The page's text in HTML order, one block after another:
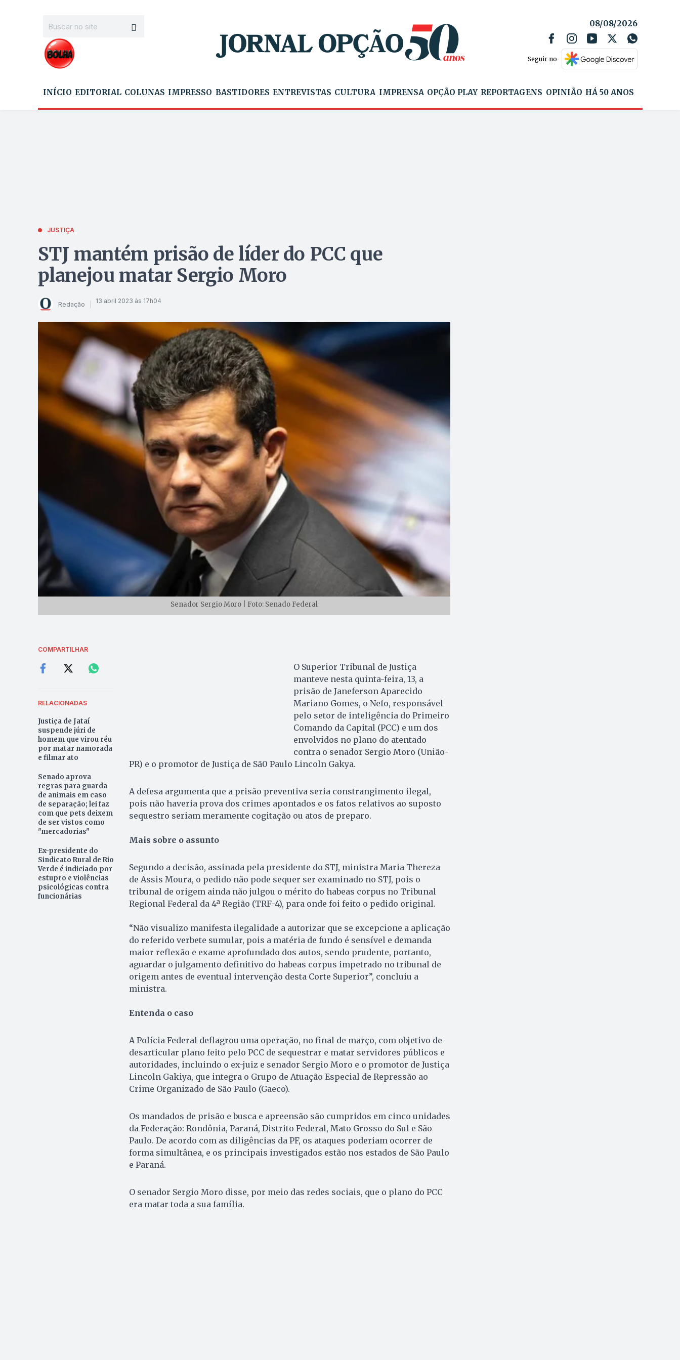
08/08/2026
Seguir no
INÍCIO EDITORIAL COLUNAS IMPRESSO BASTIDORES ENTREVISTAS CULTURA IMPRENSA OPÇÃO PLAY REPORTAGENS OPINIÃO HÁ 50 ANOS
JUSTIÇA
STJ mantém prisão de líder do PCC que
planejou matar Sergio Moro
Redação 13 abril 2023 às 17h04
Senador Sergio Moro | Foto: Senado Federal
COMPARTILHAR
RELACIONADAS
Justiça de Jataí
suspende júri de
homem que virou réu
por matar namorada
e filmar ato
Senado aprova
regras para guarda
de animais em caso
de separação; lei faz
com que pets deixem
de ser vistos como
"mercadorias"
Ex-presidente do
Sindicato Rural de Rio
Verde é indiciado por
estupro e violências
psicológicas contra
funcionárias
O Superior Tribunal de Justiça
manteve nesta quinta-feira, 13, a
prisão de Janeferson Aparecido
Mariano Gomes, o Nefo, responsável
pelo setor de inteligência do Primeiro
Comando da Capital (PCC) e um dos
envolvidos no plano do atentado
contra o senador Sergio Moro (União-
PR) e o promotor de Justiça de Sã0 Paulo Lincoln Gakya.
A defesa argumenta que a prisão preventiva seria constrangimento ilegal,
pois não haveria prova dos crimes apontados e os fatos relativos ao suposto
sequestro seriam meramente cogitação ou atos de preparo.
Mais sobre o assunto
Segundo a decisão, assinada pela presidente do STJ, ministra Maria Thereza
de Assis Moura, o pedido não pode sequer ser examinado no STJ, pois o
tribunal de origem ainda não julgou o mérito do habeas corpus no Tribunal
Regional Federal da 4ª Região (TRF-4), para onde foi feito o pedido original.
“Não visualizo manifesta ilegalidade a autorizar que se excepcione a aplicação
do referido verbete sumular, pois a matéria de fundo é sensível e demanda
maior reflexão e exame aprofundado dos autos, sendo prudente, portanto,
aguardar o julgamento definitivo do habeas corpus impetrado no tribunal de
origem antes de eventual intervenção desta Corte Superior”, concluiu a
ministra.
Entenda o caso
A Polícia Federal deflagrou uma operação, no final de março, com objetivo de
desarticular plano feito pelo PCC de sequestrar e matar servidores públicos e
autoridades, incluindo o ex-juiz e senador Sergio Moro e o promotor de Justiça
Lincoln Gakiya, que integra o Grupo de Atuação Especial de Repressão ao
Crime Organizado de São Paulo (Gaeco).
Os mandados de prisão e busca e apreensão são cumpridos em cinco unidades
da Federação: Rondônia, Paraná, Distrito Federal, Mato Grosso do Sul e São
Paulo. De acordo com as diligências da PF, os ataques poderiam ocorrer de
forma simultânea, e os principais investigados estão nos estados de São Paulo
e Paraná.
O senador Sergio Moro disse, por meio das redes sociais, que o plano do PCC
era matar toda a sua família.